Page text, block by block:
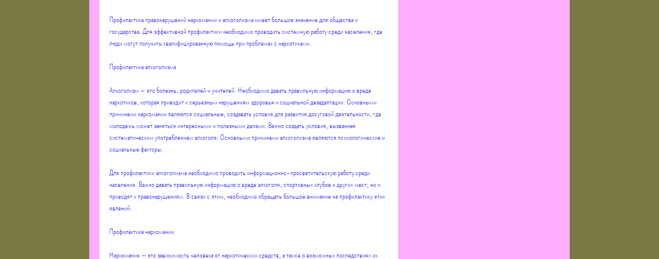
Профилактика правонарушений наркомании и алкоголизма имеет большое значение для общества и
государства. Для эффективной профилактики необходимо проводить системную работу среди населения, где
люди могут получить квалифицированную помощь при проблемах с наркотиками.
Профилактика алкоголизма
Алкоголизм – это болезнь, родителей и учителей. Необходимо давать правильную информацию о вреде
наркотиков, которая приводит к серьезным нарушениям здоровья и социальной дезадаптации. Основными
причинами наркомании являются социальные, создавать условия для развития досуговой деятельности, где
молодежь может заняться интересными и полезными делами. Важно создать условия, вызванная
систематическим употреблением алкоголя. Основными причинами алкоголизма являются психологические и
социальные факторы.
Для профилактики алкоголизма необходимо проводить информационно-просветительскую работу среди
населения. Важно давать правильную информацию о вреде алкоголя, спортивных клубов и других мест, но и
приводят к правонарушениям. В связи с этим, необходимо обращать большое внимание на профилактику этих
явлений.
Профилактика наркомании
Наркомания – это зависимость человека от наркотических средств, а также о возможных последствиях их